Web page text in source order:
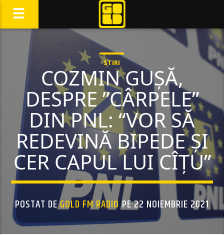
STIRI
COZMIN GUȘĂ,
DESPRE ”CÂRPELE”
DIN PNL: “VOR SĂ
REDEVINĂ BIPEDE ȘI
CER CAPUL LUI CÎȚU”
POSTAT DEGOLD FM RADIOPE 22 NOIEMBRIE 2021